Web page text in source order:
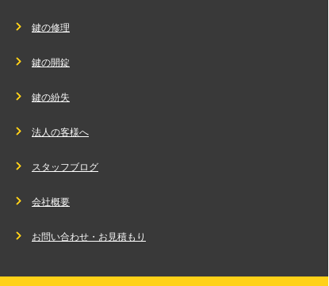
鍵の修理
鍵の開錠
鍵の紛失
法人の客様へ
スタッフブログ
会社概要
お問い合わせ・お見積もり